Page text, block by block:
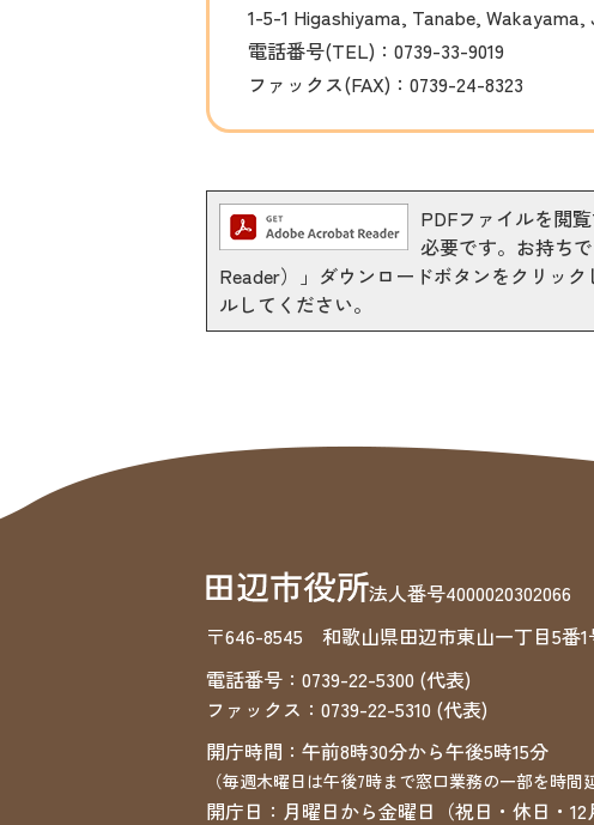
1-5-1 Higashiyama, Tanabe,
電話番号(TEL)：0739-33-9019
ファックス(FAX)：0739-24-8323
PDFファイルを閲
必要です。お持ち
Reader）」ダウンロードボタンをクリッ
ルしてください。
法人番号4000020302066
〒646-8545 和歌山県田辺市東山一丁目5番1
電話番号：0739-22-5300 (代表)
ファックス：0739-22-5310 (代表)
開庁時間：午前8時30分から午後5時15分
（毎週木曜日は午後7時まで窓口業務の一部を時間
開庁日：月曜日から金曜日（祝日・休日・12